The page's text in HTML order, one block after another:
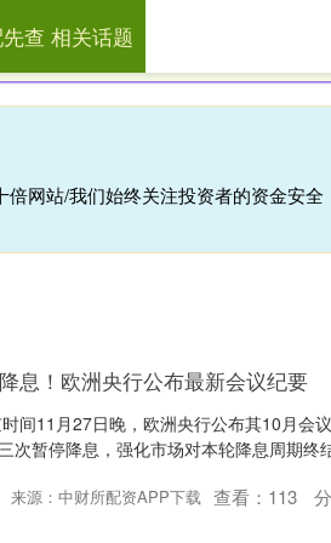
先查 网络炒股配资
网站/我们始终关注投资者的资金安
查 相关话题
息！欧洲央行公布最新会议纪要
间11月27日晚，欧洲央行公布其10月会
次暂停降息，强化市场对本轮降息周期终
来源：中财所配资APP下载 查看： 113